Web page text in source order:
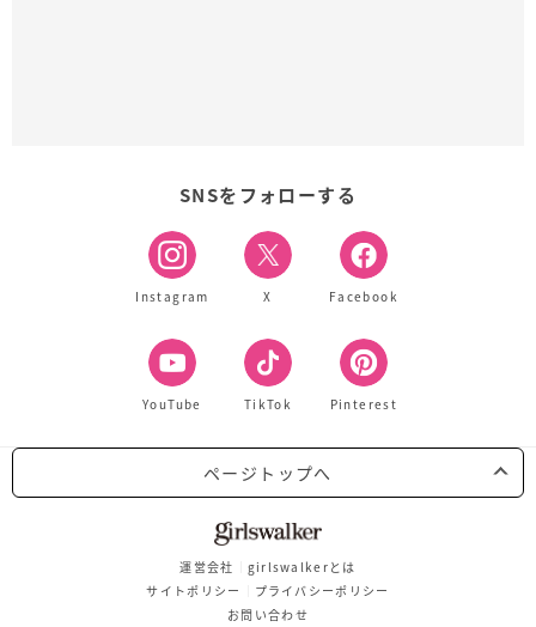
SNSをフォローする
Instagram X Facebook
YouTube TikTok Pinterest
ページトップへ
運営会社
girlswalkerとは
サイトポリシー
プライバシーポリシー
お問い合わせ